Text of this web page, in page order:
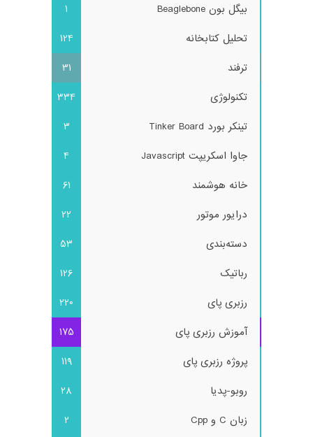
بیگل بون Beaglebone
1
تحلیل کتابخانه
124
ترفند
31
تکنولوژی
334
تینکر بورد Tinker Board
3
جاوا اسکریپت Javascript
4
خانه هوشمند
61
درایور موتور
22
دسته‌بندی
53
رباتیک
126
رزبری پای
220
آموزش رزبری پای
175
پروژه رزبری پای
119
روبو-پدیا
28
زبان C و Cpp
2